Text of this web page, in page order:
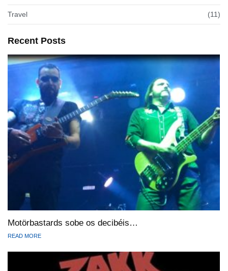
Travel (11)
Recent Posts
Motörbastards sobe os decibéis…
READ MORE